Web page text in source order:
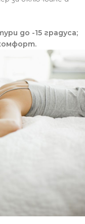
до -15 градуса;